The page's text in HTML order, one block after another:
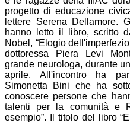
progetto di educazione
lettere Serena Dellamore.
hanno letto il libro, scritto
Nobel, “Elogio
dottoressa Piera Levi
grande neurologa, durante
aprile. All'incontro ha
Simonetta Bini che ha
conoscere persone che
talenti per la comunità e
esempio”. Il titolo del libro